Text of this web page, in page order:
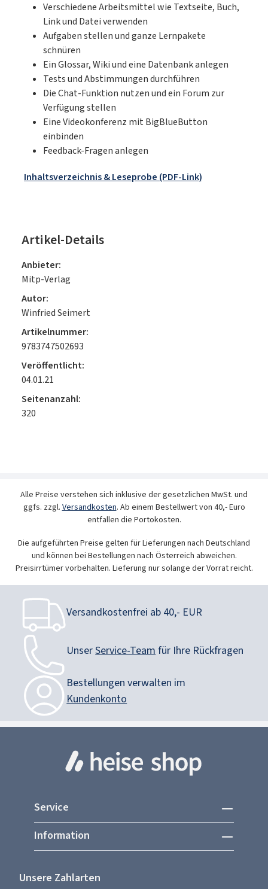
Verschiedene Arbeitsmittel wie Textseite, Buch,
Link und Datei verwenden
Aufgaben stellen und ganze Lernpakete
schnüren
Ein Glossar, Wiki und eine Datenbank anlegen
Tests und Abstimmungen durchführen
Die Chat-Funktion nutzen und ein Forum zur
Verfügung stellen
Eine Videokonferenz mit BigBlueButton
einbinden
Feedback-Fragen anlegen
Inhaltsverzeichnis & Leseprobe (PDF-Link)
Artikel-Details
Anbieter:
Mitp-Verlag
Autor:
Winfried Seimert
Artikelnummer:
9783747502693
Veröffentlicht:
04.01.21
Seitenanzahl:
320
Alle Preise verstehen sich inklusive der gesetzlichen MwSt. und
ggfs. zzgl.Versandkosten. Ab einem Bestellwert von 40,- Euro
entfallen die Portokosten.
Die aufgeführten Preise gelten für Lieferungen nach Deutschland
und können bei Bestellungen nach Österreich abweichen.
Preisirrtümer vorbehalten. Lieferung nur solange der Vorrat reicht.
Versandkostenfrei ab 40,- EUR
UnserService-Team für Ihre Rückfragen
Bestellungen verwalten im
Kundenkonto
Service
Information
Unsere Zahlarten